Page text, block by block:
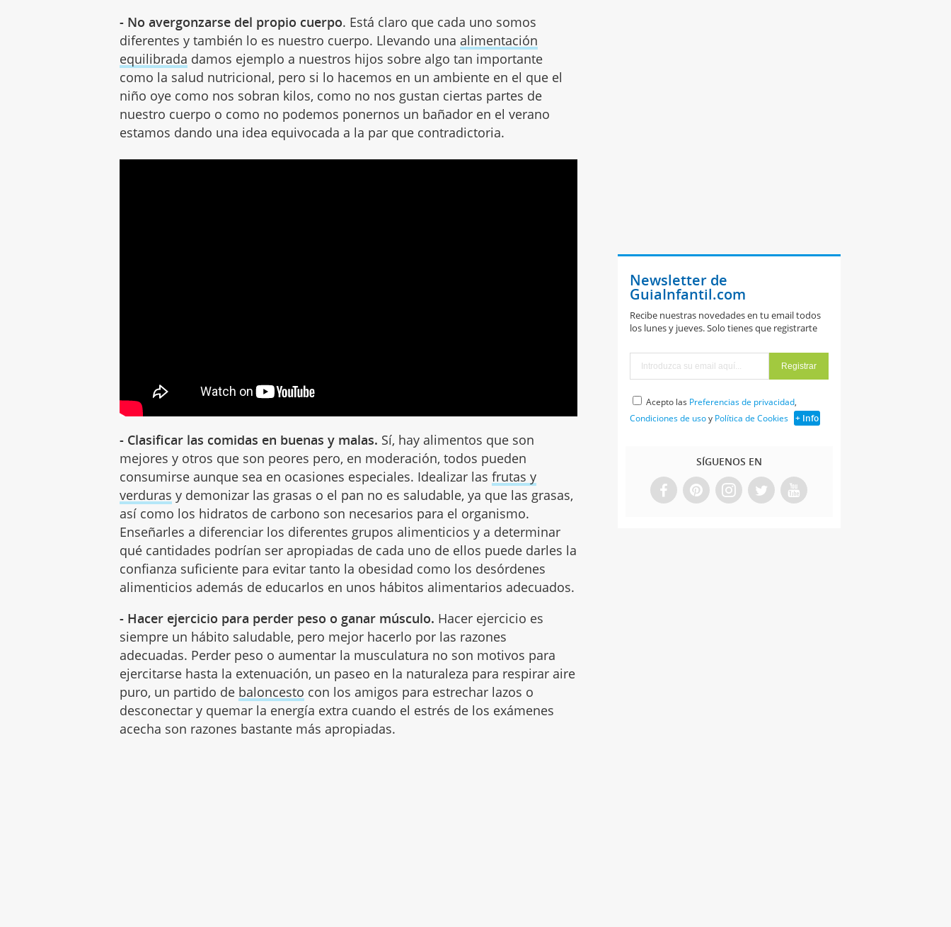
- No avergonzarse del propio cuerpo. Está claro que cada uno somos
diferentes y también lo es nuestro cuerpo. Llevando una alimentación
equilibrada damos ejemplo a nuestros hijos sobre algo tan importante
como la salud nutricional, pero si lo hacemos en un ambiente en el que el
niño oye como nos sobran kilos, como no nos gustan ciertas partes de
nuestro cuerpo o como no podemos ponernos un bañador en el verano
estamos dando una idea equivocada a la par que contradictoria.
- Clasificar las comidas en buenas y malas. Sí, hay alimentos que son
mejores y otros que son peores pero, en moderación, todos pueden
consumirse aunque sea en ocasiones especiales. Idealizar lasfrutas y
verduras y demonizar las grasas o el pan no es saludable, ya que las grasas,
así como los hidratos de carbono son necesarios para el organismo.
Enseñarles a diferenciar los diferentes grupos alimenticios y a determinar
qué cantidades podrían ser apropiadas de cada uno de ellos puede darles la
confianza suficiente para evitar tanto la obesidad como los desórdenes
alimenticios además de educarlos en unos hábitos alimentarios adecuados.
- Hacer ejercicio para perder peso o ganar músculo. Hacer ejercicio es
siempre un hábito saludable, pero mejor hacerlo por las razones
adecuadas. Perder peso o aumentar la musculatura no son motivos para
ejercitarse hasta la extenuación, un paseo en la naturaleza para respirar aire
puro, un partido de baloncesto con los amigos para estrechar lazos o
desconectar y quemar la energía extra cuando el estrés de los exámenes
acecha son razones bastante más apropiadas.
Newsletter de
GuiaInfantil.com
Recibe nuestras novedades en tu email todos
los lunes y jueves. Solo tienes que registrarte
Acepto las Preferencias de privacidad,
Condiciones de usoy Política de Cookies + Info
SÍGUENOS EN